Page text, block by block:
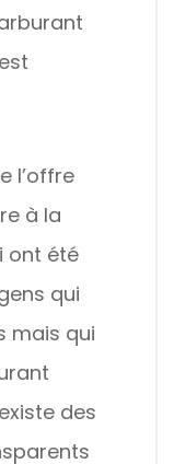
l’offre
à la
ont été
qui
mais qui
des